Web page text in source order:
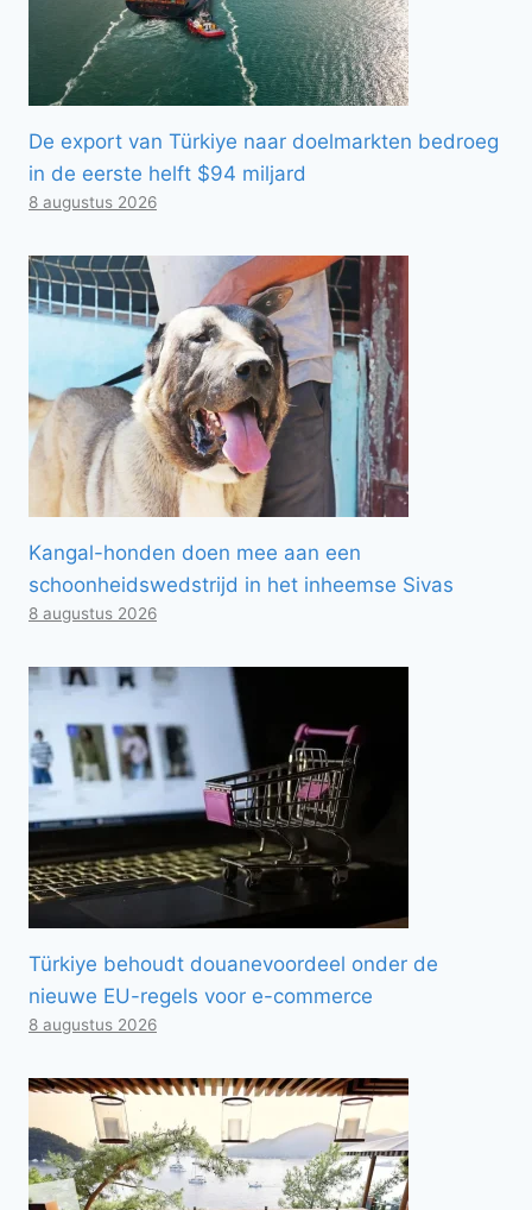
De export van Türkiye naar doelmarkten bedroeg
in de eerste helft $94 miljard
8 augustus 2026
Kangal-honden doen mee aan een
schoonheidswedstrijd in het inheemse Sivas
8 augustus 2026
Türkiye behoudt douanevoordeel onder de
nieuwe EU-regels voor e-commerce
8 augustus 2026